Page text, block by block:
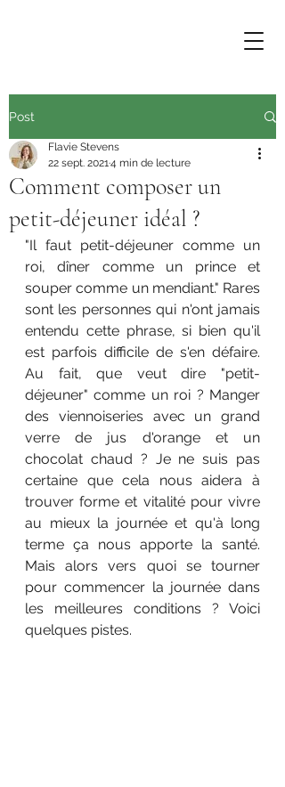
Post
Comment composer un
petit-déjeuner idéal ?
Flavie Stevens
22 sept. 20214 min de lecture
"Il faut petit-déjeuner comme un
roi, dîner comme un prince et
souper comme un mendiant." Rares
sont les personnes qui n'ont jamais
entendu cette phrase, si bien qu'il
est parfois difficile de s'en défaire.
Au fait, que veut dire "petit-
déjeuner" comme un roi ? Manger
des viennoiseries avec un grand
verre de jus d'orange et un
chocolat chaud ? Je ne suis pas
certaine que cela nous aidera à
trouver forme et vitalité pour vivre
au mieux la journée et qu'à long
terme ça nous apporte la santé.
Mais alors vers quoi se tourner
pour commencer la journée dans
les meilleures conditions ? Voici
quelques pistes.